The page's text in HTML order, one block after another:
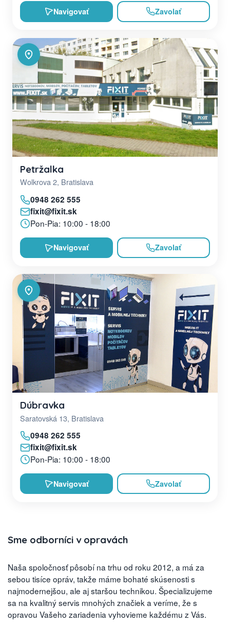
Navigovať Zavolať
Petržalka
Wolkrova 2, Bratislava
0948 262 555
fixit@fixit.sk
Pon-Pia: 10:00 - 18:00
Navigovať Zavolať
Dúbravka
Saratovská 13, Bratislava
0948 262 555
fixit@fixit.sk
Pon-Pia: 10:00 - 18:00
Navigovať Zavolať
Sme odborníci v opravách
Naša spoločnosť pôsobí na trhu od roku 2012, a má za
sebou tisíce opráv, takže máme bohaté skúsenosti s
najmodernejšou, ale aj staršou technikou. Špecializujeme
sa na kvalitný servis mnohých značiek a veríme, že s
opravou Vašeho zariadenia vyhovieme každému z Vás.